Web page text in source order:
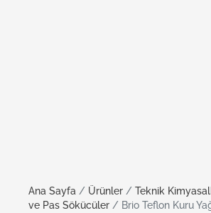
Ana Sayfa / Ürünler / Teknik
ve Pas Sökücüler / Brio Teflon Kuru